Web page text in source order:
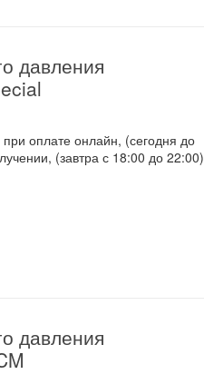
давления
при оплате онлайн, (сегодня до
(завтра с 18:00 до 22:00)
давления